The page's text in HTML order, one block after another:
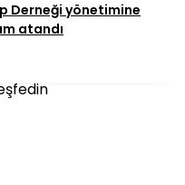
Derneği yönetimine
atandı